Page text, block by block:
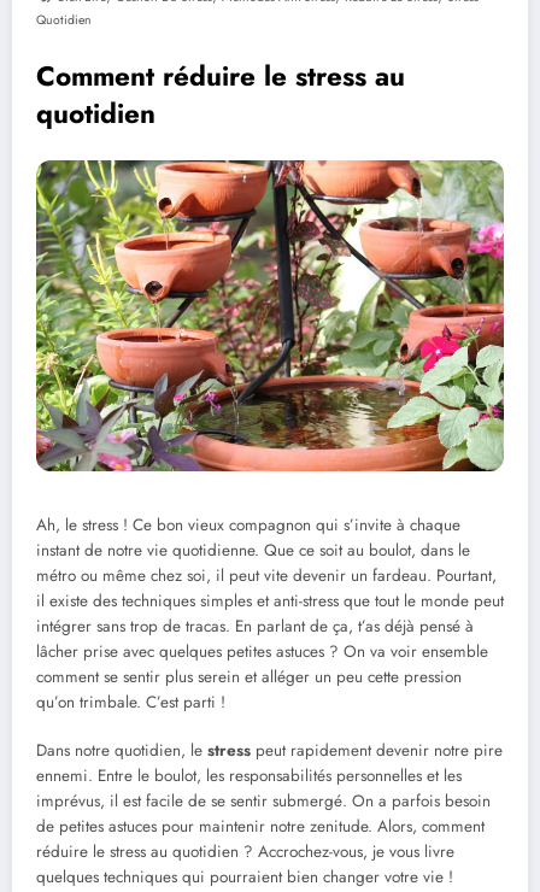
Quotidien
Comment réduire le stress au
quotidien
Ah, le stress ! Ce bon vieux compagnon qui s’invite à chaque
instant de notre vie quotidienne. Que ce soit au boulot, dans le
métro ou même chez soi, il peut vite devenir un fardeau. Pourtant,
il existe des techniques simples et anti-stress que tout le monde peut
intégrer sans trop de tracas. En parlant de ça, t’as déjà pensé à
lâcher prise avec quelques petites astuces ? On va voir ensemble
comment se sentir plus serein et alléger un peu cette pression
qu’on trimbale. C’est parti !
Dans notre quotidien, le stress peut rapidement devenir notre pire
ennemi. Entre le boulot, les responsabilités personnelles et les
imprévus, il est facile de se sentir submergé. On a parfois besoin
de petites astuces pour maintenir notre zenitude. Alors, comment
réduire le stress au quotidien ? Accrochez-vous, je vous livre
quelques techniques qui pourraient bien changer votre vie !